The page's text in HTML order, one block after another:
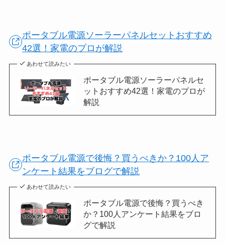
ポータブル電源ソーラーパネルセットおすすめ
42選！家電のプロが解説
あわせて読みたい
ポータブル電源ソーラーパネルセ
ットおすすめ42選！家電のプロが
解説
ポータブル電源で後悔？買うべきか？100人ア
ンケート結果をブログで解説
あわせて読みたい
ポータブル電源で後悔？買うべき
か？100人アンケート結果をブロ
グで解説